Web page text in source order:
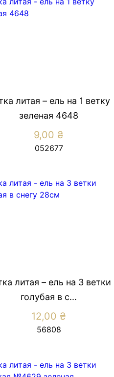
литая – ель на 1 ветку
зеленая 4648
9,00 ₴
052677
литая – ель на 3 ветки
голубая в с...
12,00 ₴
56808